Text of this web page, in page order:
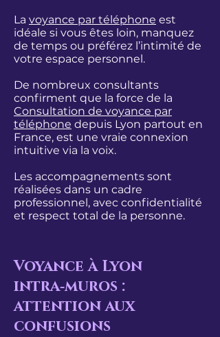
La voyance par téléphone est
idéale si vous êtes loin, manquez
de temps ou préférez l’intimité de
votre espace personnel.
De nombreux consultants
confirment que la force de la
Consultation de voyance par
téléphone depuis Lyon partout en
France, est une vraie connexion
intuitive via la voix.
Les accompagnements sont
réalisées dans un cadre
professionnel, avec confidentialité
et respect total de la personne.
Voyance à Lyon
intra‑muros :
attention aux
confusions